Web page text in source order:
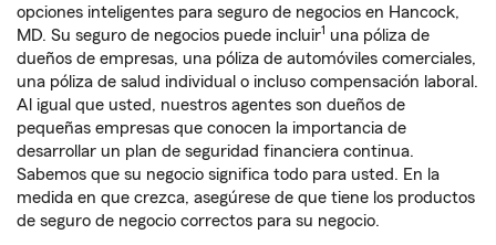
opciones inteligentes para seguro de negocios en Hancock,
MD. Su seguro de negocios puede incluir1 una póliza de
dueños de empresas, una póliza de automóviles comerciales,
una póliza de salud individual o incluso compensación laboral.
Al igual que usted, nuestros agentes son dueños de
pequeñas empresas que conocen la importancia de
desarrollar un plan de seguridad financiera continua.
Sabemos que su negocio significa todo para usted. En la
medida en que crezca, asegúrese de que tiene los productos
de seguro de negocio correctos para su negocio.